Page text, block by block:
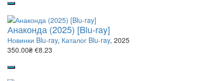
Анаконда (2025) [Blu-ray]
Новинки Blu-ray, Каталог Blu-ray, 2025
350.00₴ €8.23